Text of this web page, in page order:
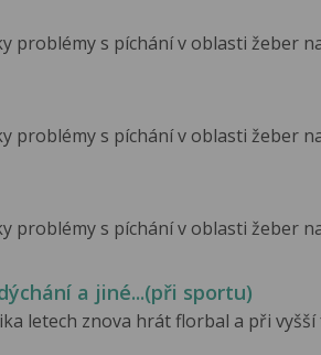
problémy s píchání v oblasti žeber
problémy s píchání v oblasti žeber
problémy s píchání v oblasti žeber
a jiné...(při sportu)
letech znova hrát florbal a při vyšší